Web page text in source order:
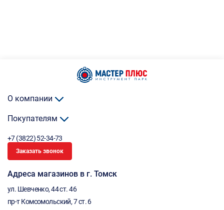
О компании
Покупателям
+7 (3822) 52-34-73
Заказать звонок
Адреса магазинов в г. Томск
ул. Шевченко, 44 ст. 46
пр-т Комсомольский, 7 ст. 6